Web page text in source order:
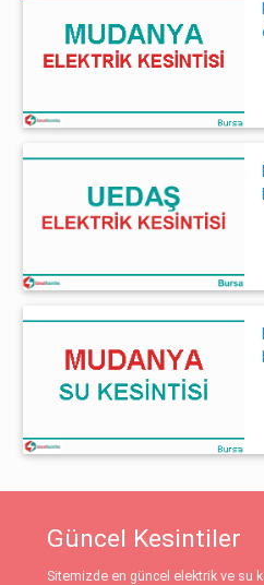
Güncel Kesintiler
Sitemizde en güncel elektrik ve su